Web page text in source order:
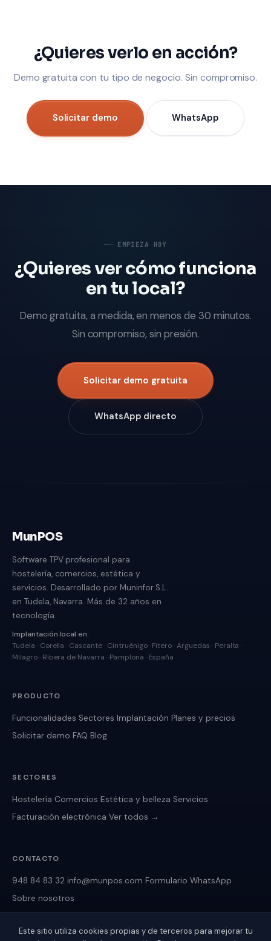
¿Quieres verlo en acción?
Demo gratuita con tu tipo de negocio. Sin compromiso.
Solicitar demo WhatsApp
EMPIEZA HOY
¿Quieres ver cómo funciona
en tu local?
Demo gratuita, a medida, en menos de 30 minutos.
Sin compromiso, sin presión.
Solicitar demo gratuita
WhatsApp directo
MunPOS
Software TPV profesional para
hostelería, comercios, estética y
servicios. Desarrollado por Muninfor S.L.
en Tudela, Navarra. Más de 32 años en
tecnología.
Implantación local en:
Tudela · Corella · Cascante · Cintruénigo · Fitero · Arguedas · Peralta ·
Milagro · Ribera de Navarra · Pamplona · España
PRODUCTO
Funcionalidades Sectores Implantación Planes y precios
Solicitar demo FAQ Blog
SECTORES
Hostelería Comercios Estética y belleza Servicios
Facturación electrónica Ver todos →
CONTACTO
948 84 83 32 info@munpos.com Formulario WhatsApp
Sobre nosotros
Este sitio utiliza cookies propias y de terceros para mejorar tu